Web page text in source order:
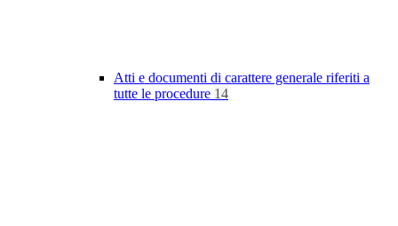
Atti e documenti di carattere generale riferiti a
tutte le procedure 14